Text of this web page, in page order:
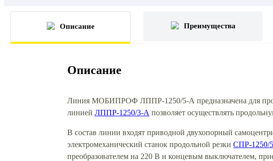
Описание Преимущества
Описание
Линия МОБИПРОФ ЛППР-1250/5-А предназначена для
линией ЛППР-1250/3-А позволяет осуществлять
В состав линии входят приводной двухопорный
электромеханический станок продольной резки СПР-1250/
преобразователем на 220 В и концевым выключателем,